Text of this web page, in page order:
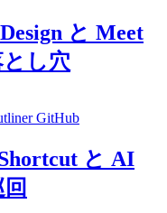
と Meet
し穴
GitHub
と AI